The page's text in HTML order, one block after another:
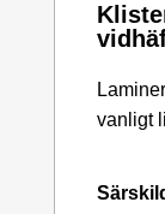
vanligt